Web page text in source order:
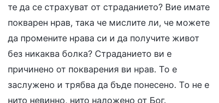
те да се страхуват от страданието? Вие имате
покварен нрав, така че мислите ли, че можете
да промените нрава си и да получите живот
без никаква болка? Страданието ви е
причинено от покварения ви нрав. То е
заслужено и трябва да бъде понесено. То не е
нито невинно, нито наложено от Бог.